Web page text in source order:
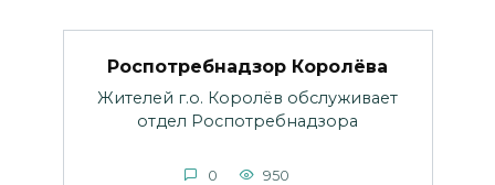
Роспотребнадзор Королёва
Жителей г.о. Королёв обслуживает
отдел Роспотребнадзора
0 950